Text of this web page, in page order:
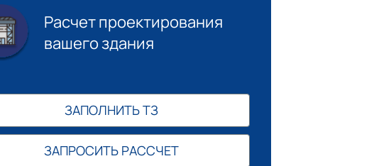
Расчет проектирования
вашего здания
ЗАПОЛНИТЬ ТЗ
ЗАПРОСИТЬ РАССЧЕТ